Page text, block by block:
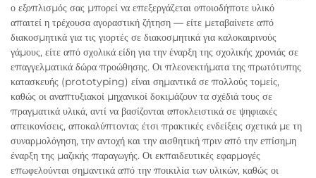
ο εξοπλισμός σας μπορεί να επεξεργάζεται οποιοδήποτε υλικό
απαιτεί η τρέχουσα αγοραστική ζήτηση — είτε μεταβαίνετε από
διακοσμητικά για τις γιορτές σε διακοσμητικά για καλοκαιρινούς
γάμους, είτε από σχολικά είδη για την έναρξη της σχολικής χρονιάς σε
επαγγελματικά δώρα προώθησης. Οι πλεονεκτήματα της πρωτότυπης
κατασκευής (prototyping) είναι σημαντικά σε πολλούς τομείς,
καθώς οι αναπτυξιακοί μηχανικοί δοκιμάζουν τα σχέδιά τους σε
πραγματικά υλικά, αντί να βασίζονται αποκλειστικά σε ψηφιακές
απεικονίσεις, αποκαλύπτοντας έτσι πρακτικές ενδείξεις σχετικά με τη
συναρμολόγηση, την αντοχή και την αισθητική πριν από την επίσημη
έναρξη της μαζικής παραγωγής. Οι εκπαιδευτικές εφαρμογές
επωφελούνται σημαντικά από την ποικιλία των υλικών, καθώς οι